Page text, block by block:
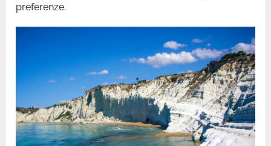
preferenze.